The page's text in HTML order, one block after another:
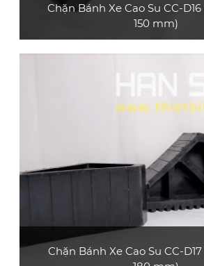
Chặn Bánh Xe Cao Su CC-
150 mm)
nhẹ, có tay cầm, dễ dàng di
XEM CHI TIẾT
Chặn Bánh Xe Cao Su CC-